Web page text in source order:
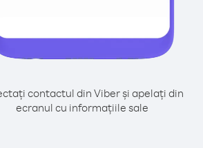
contactul din Viber și apelați din
ecranul cu informațiile sale